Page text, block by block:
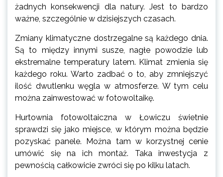
żadnych konsekwencji dla natury. Jest to bardzo
ważne, szczególnie w dzisiejszych czasach.
Zmiany klimatyczne dostrzegalne są każdego dnia.
Są to między innymi susze, nagłe powodzie lub
ekstremalne temperatury latem. Klimat zmienia się
każdego roku. Warto zadbać o to, aby zmniejszyć
ilość dwutlenku węgla w atmosferze. W tym celu
można zainwestować w fotowoltaikę.
Hurtownia fotowoltaiczna w Łowiczu świetnie
sprawdzi się jako miejsce, w którym można będzie
pozyskać panele. Można tam w korzystnej cenie
umówić się na ich montaż. Taka inwestycja z
pewnością całkowicie zwróci się po kilku latach.